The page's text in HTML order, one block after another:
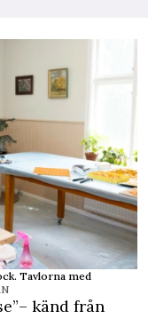
Tavlorna med
känd från